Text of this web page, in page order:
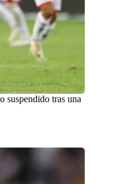
suspendido tras una